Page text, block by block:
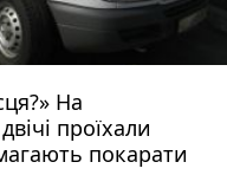
На
проїхали
покарати